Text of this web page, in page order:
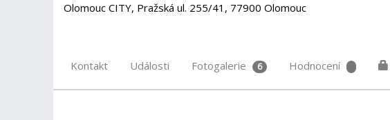
Olomouc CITY, Pražská ul. 255/41, 77900 Olomouc
Kontakt Události Fotogalerie 6 Hodnocení